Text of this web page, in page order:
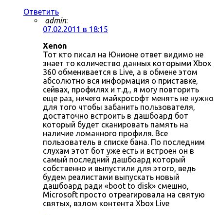
Ответить
admin:
07.02.2011 в 18:15
Xenon
Тот кто писал на Юнионе ответ видимо не
знает то количество данных которыми Xbox
360 обменивается в Live, а в обмене этом
абсолютно вся информация о приставке,
сейвах, профилях и т.д., я могу повторить
еще раз, ничего майкрософт менять не нужно
для того чтобы забанить пользователя,
достаточно встроить в дашбоард бот
который будет сканировать память на
наличие ломанного профиля. Все
пользователь в списке бана. По последним
слухам этот бот уже есть и встроен он в
самый последний дашбоард который
собственно и выпустили для этого, ведь
будем реалистами выпускать новый
дашбоард ради «boot to disk» смешно,
Microsoft просто отреагировала на святую
святых, взлом контента Xbox Live